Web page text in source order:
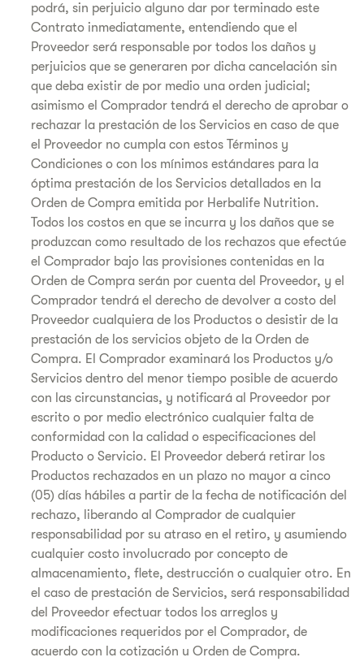
podrá, sin perjuicio alguno dar por terminado este
Contrato inmediatamente, entendiendo que el
Proveedor será responsable por todos los daños y
perjuicios que se generaren por dicha cancelación sin
que deba existir de por medio una orden judicial;
asimismo el Comprador tendrá el derecho de aprobar o
rechazar la prestación de los Servicios en caso de que
el Proveedor no cumpla con estos Términos y
Condiciones o con los mínimos estándares para la
óptima prestación de los Servicios detallados en la
Orden de Compra emitida por Herbalife Nutrition.
Todos los costos en que se incurra y los daños que se
produzcan como resultado de los rechazos que efectúe
el Comprador bajo las provisiones contenidas en la
Orden de Compra serán por cuenta del Proveedor, y el
Comprador tendrá el derecho de devolver a costo del
Proveedor cualquiera de los Productos o desistir de la
prestación de los servicios objeto de la Orden de
Compra. El Comprador examinará los Productos y/o
Servicios dentro del menor tiempo posible de acuerdo
con las circunstancias, y notificará al Proveedor por
escrito o por medio electrónico cualquier falta de
conformidad con la calidad o especificaciones del
Producto o Servicio. El Proveedor deberá retirar los
Productos rechazados en un plazo no mayor a cinco
(05) días hábiles a partir de la fecha de notificación del
rechazo, liberando al Comprador de cualquier
responsabilidad por su atraso en el retiro, y asumiendo
cualquier costo involucrado por concepto de
almacenamiento, flete, destrucción o cualquier otro. En
el caso de prestación de Servicios, será responsabilidad
del Proveedor efectuar todos los arreglos y
modificaciones requeridos por el Comprador, de
acuerdo con la cotización u Orden de Compra.